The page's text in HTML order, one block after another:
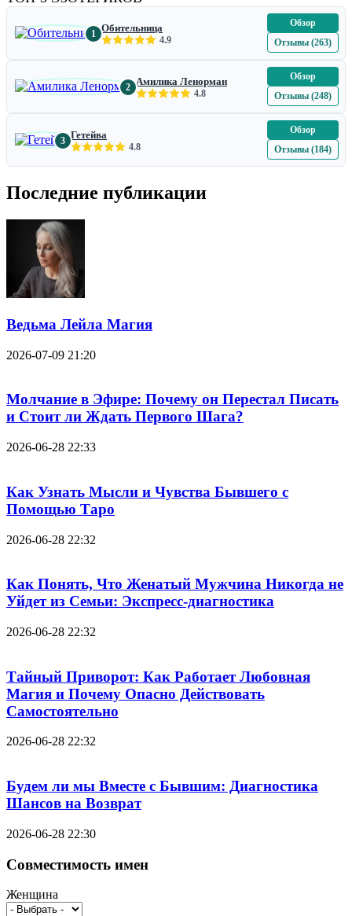
1 Обительница
4.9
Обзор
Отзывы (263)
2 Амилика Ленорман
4.8
Обзор
Отзывы (248)
3 Гетейва
4.8
Обзор
Отзывы (184)
Последние публикации
Ведьма Лейла Магия
2026-07-09 21:20
Молчание в Эфире: Почему он Перестал Писать
и Стоит ли Ждать Первого Шага?
2026-06-28 22:33
Как Узнать Мысли и Чувства Бывшего с
Помощью Таро
2026-06-28 22:32
Как Понять, Что Женатый Мужчина Никогда не
Уйдет из Семьи: Экспресс-диагностика
2026-06-28 22:32
Тайный Приворот: Как Работает Любовная
Магия и Почему Опасно Действовать
Самостоятельно
2026-06-28 22:32
Будем ли мы Вместе с Бывшим: Диагностика
Шансов на Возврат
2026-06-28 22:30
Совместимость имен
Женщина